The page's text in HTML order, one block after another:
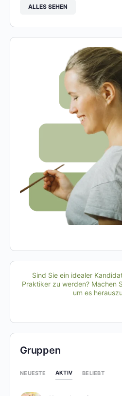
ALLES SEHEN
Sind Sie ein idealer
Praktiker zu werden? Machen
um es
Gruppen
NEUESTE AKTIV BELIEBT